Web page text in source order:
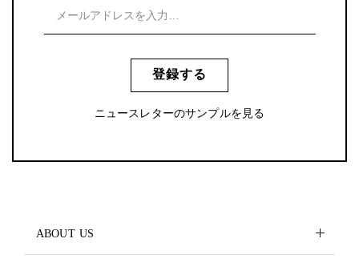
登録する
ニュースレターのサンプルを見る
ABOUT US